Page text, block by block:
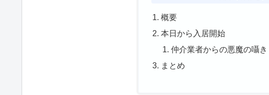
概要
本日から入居開始
仲介業者からの悪魔の囁き
まとめ